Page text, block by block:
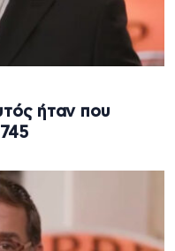
ήταν που